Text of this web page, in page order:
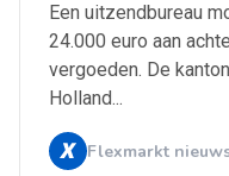
Een uitzendbureau
24.000 euro aan
vergoeden. De
Holland...
Flexmarkt